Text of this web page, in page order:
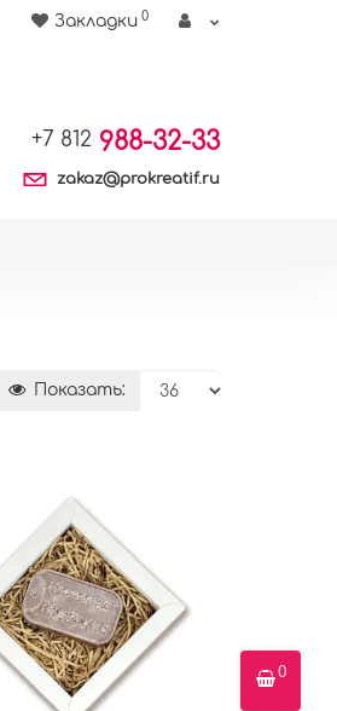
Закладки 0
+7 812 988-32-33
zakaz@prokreatif.ru
0
Показать: